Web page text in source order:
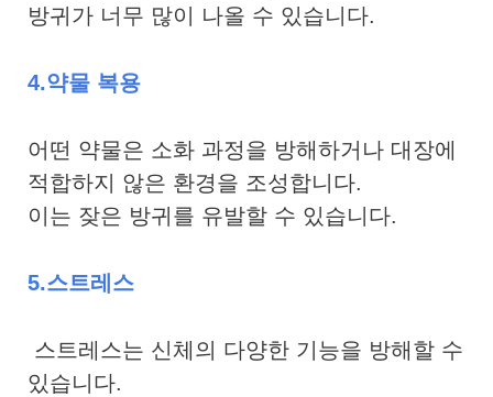
방귀가 너무 많이 나올 수 있습니다.
4.약물 복용
어떤 약물은 소화 과정을 방해하거나 대장에
적합하지 않은 환경을 조성합니다.
이는 잦은 방귀를 유발할 수 있습니다.
5.스트레스
스트레스는 신체의 다양한 기능을 방해할 수
있습니다.